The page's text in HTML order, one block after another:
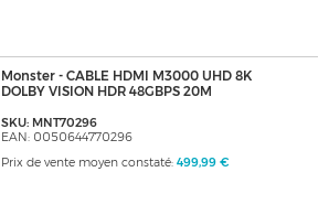
Monster - CABLE HDMI M3000 UHD 8K
DOLBY VISION HDR 48GBPS 20M
SKU: MNT70296
EAN: 0050644770296
Prix de vente moyen constaté: 499,99 €